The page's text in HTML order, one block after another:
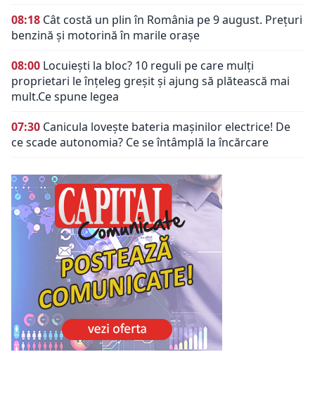
08:18 Cât costă un plin în România pe 9 august. Prețuri
benzină și motorină în marile orașe
08:00 Locuiești la bloc? 10 reguli pe care mulți
proprietari le înțeleg greșit și ajung să plătească mai
mult.Ce spune legea
07:30 Canicula lovește bateria mașinilor electrice! De
ce scade autonomia? Ce se întâmplă la încărcare